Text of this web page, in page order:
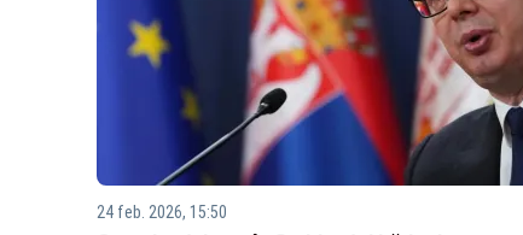
24 feb. 2026, 15:50